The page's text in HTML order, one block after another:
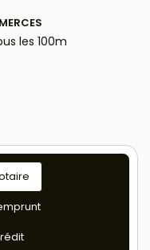
les 100m